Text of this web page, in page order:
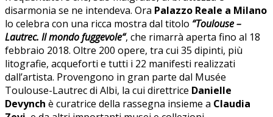
disarmonia se ne intendeva. Ora Palazzo Reale a Milano
lo celebra con una ricca mostra dal titolo “Toulouse –
Lautrec. Il mondo fuggevole“, che rimarrà aperta fino al 18
febbraio 2018. Oltre 200 opere, tra cui 35 dipinti, più
litografie, acqueforti e tutti i 22 manifesti realizzati
dall’artista. Provengono in gran parte dal Musée
Toulouse-Lautrec di Albi, la cui direttrice Danielle
Devynch è curatrice della rassegna insieme a Claudia